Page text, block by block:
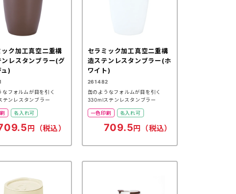
ック加工真空二重構
ンレスタンブラー(グ
ュ)
なフォルムが目を引く
テンレスタンブラー
名入れ可
円（税込）
セラミック加工真空二重構
造ステンレスタンブラー(ホ
ワイト)
261482
缶のようなフォルムが目を引く
330mlステンレスタンブラー
一色印刷 名入れ可
709.5 円（税込）